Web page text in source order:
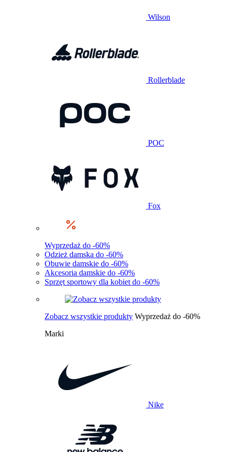
Wilson
Rollerblade
POC
Fox
Wyprzedaż do -60%
Odzież damska do -60%
Obuwie damskie do -60%
Akcesoria damskie do -60%
Sprzęt sportowy dla kobiet do -60%
Zobacz wszystkie produkty Wyprzedaż do -60%
Marki
Nike